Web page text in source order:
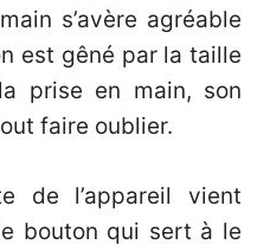
s’avère agréable
est gêné par la taille
prise en main, son
faire oublier.
de l’appareil vient
bouton qui sert à le